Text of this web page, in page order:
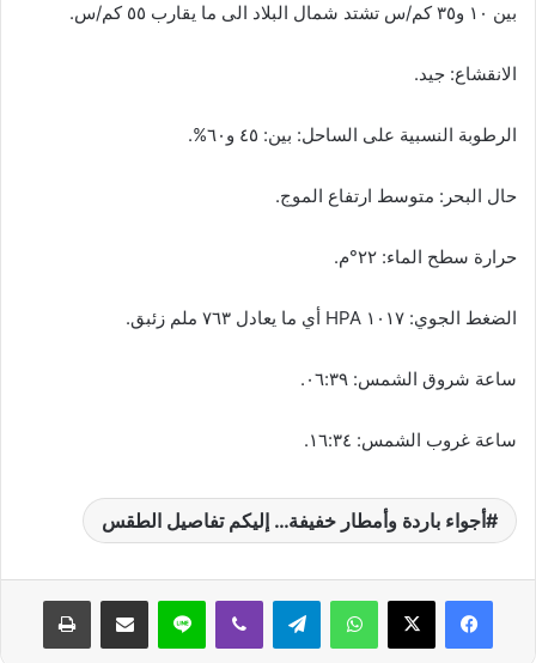
بين ١٠ و٣٥ كم/س تشتد شمال البلاد الى ما يقارب ٥٥ كم/س.
الانقشاع: جيد.
الرطوبة النسبية على الساحل: بين: ٤٥ و٦٠%.
حال البحر: متوسط ارتفاع الموج.
حرارة سطح الماء: ٢٢°م.
الضغط الجوي: ١٠١٧ HPA أي ما يعادل ٧٦٣ ملم زئبق.
ساعة شروق الشمس: ٠٦:٣٩.
ساعة غروب الشمس: ١٦:٣٤.
أجواء باردة وأمطار خفيفة… إليكم تفاصيل الطقس
واتساب تيلقرام ڤايبر لاين مشاركة عبر البريد طباعة